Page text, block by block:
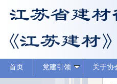
首页 党建引领 关于协